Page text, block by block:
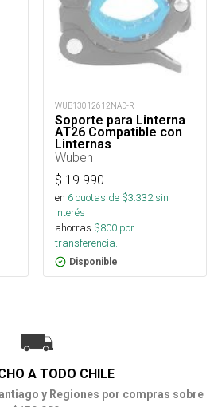
WUB13012612NAD-R
Soporte para Linterna
AT26 Compatible con
Linternas
Wuben
$ 19.990
en 6cuotas de $3.332sin
interés
ahorras $800 por
transferencia.
Disponible
A TODO CHILE
y Regiones por compras sobre